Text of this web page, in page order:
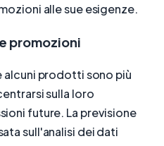
alle sue esigenze.
promozioni
alcuni prodotti sono più
sulla loro
future. La previsione
sull'analisi dei dati